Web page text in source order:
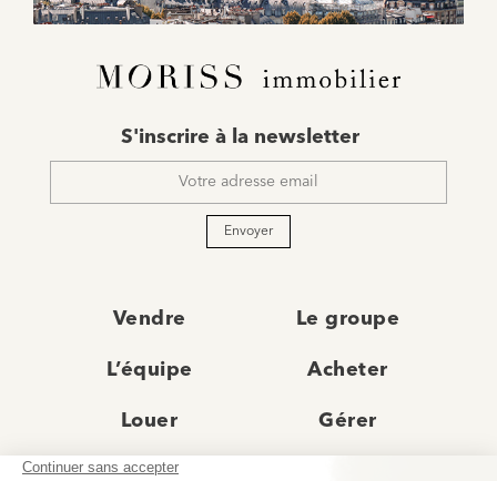
mail
S'inscrire à la newsletter
Envoyer
Vendre Le groupe
L’équipe Acheter
Louer Gérer
Actualités